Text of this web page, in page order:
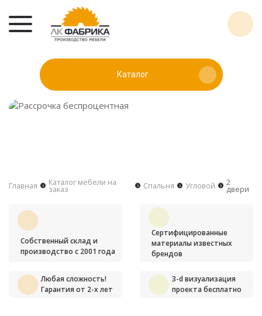
Каталог
Главная Каталог мебели на
заказ Спальня Угловой 2
двери
Собственный склад и
производство с 2001 года
Сертифицированные
материалы известных
брендов
Любая сложность!
Гарантия от 2-х лет
3-d визуализация
проекта бесплатно